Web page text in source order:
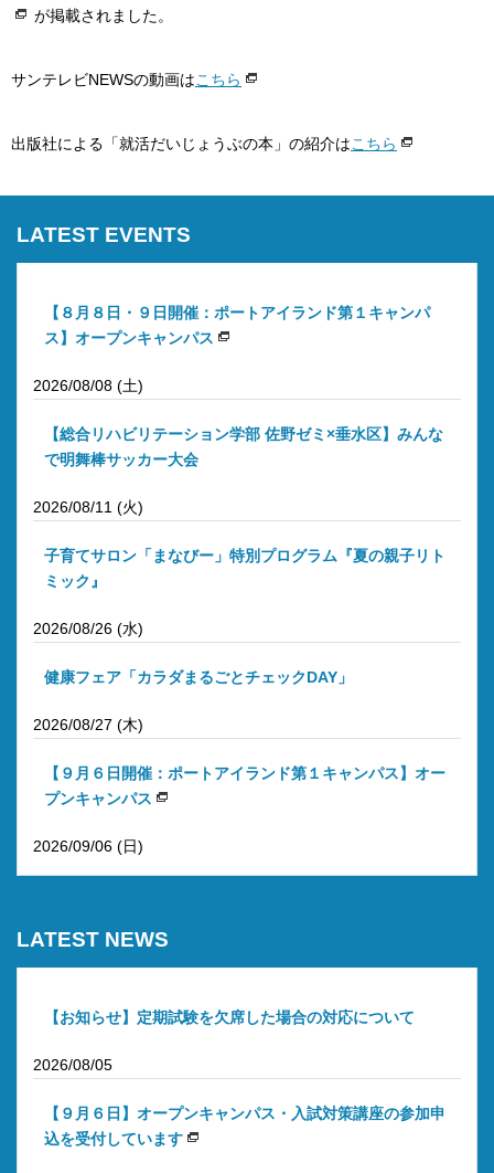
が掲載されました。
サンテレビNEWSの動画はこちら
出版社による「就活だいじょうぶの本」の紹介はこちら
LATEST EVENTS
【８月８日・９日開催：ポートアイランド第１キャンパ
ス】オープンキャンパス
2026/08/08 (土)
【総合リハビリテーション学部 佐野ゼミ×垂水区】みんな
で明舞棒サッカー大会
2026/08/11 (火)
子育てサロン「まなびー」特別プログラム『夏の親子リト
ミック』
2026/08/26 (水)
健康フェア「カラダまるごとチェックDAY」
2026/08/27 (木)
【９月６日開催：ポートアイランド第１キャンパス】オー
プンキャンパス
2026/09/06 (日)
LATEST NEWS
【お知らせ】定期試験を欠席した場合の対応について
2026/08/05
【９月６日】オープンキャンパス・入試対策講座の参加申
込を受付しています